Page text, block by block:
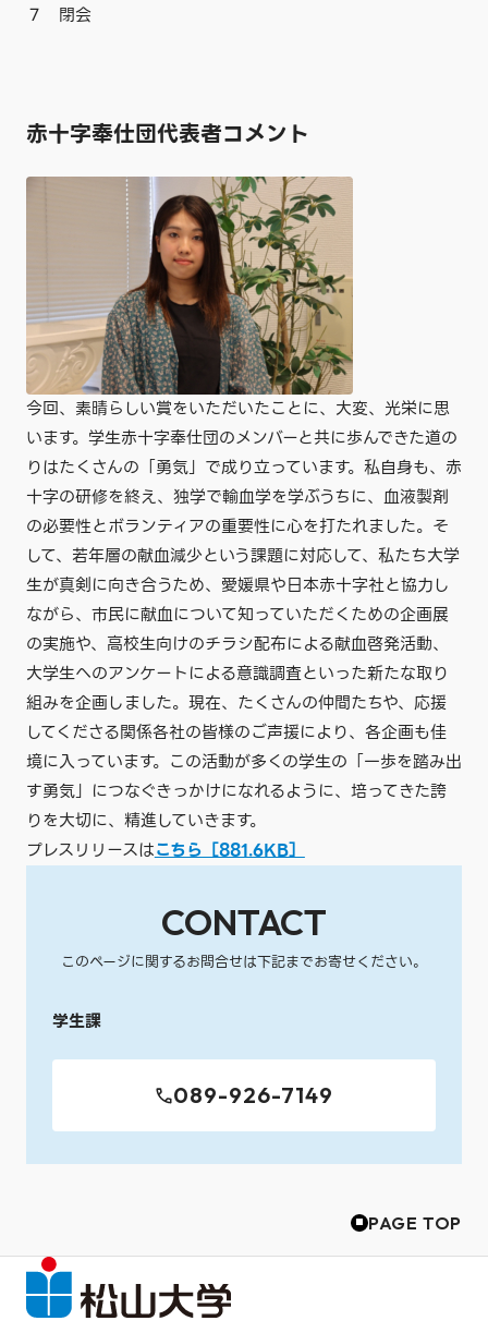
７ 閉会
赤十字奉仕団代表者コメント
今回、素晴らしい賞をいただいたことに、大変、光栄に思
います。学生赤十字奉仕団のメンバーと共に歩んできた道の
りはたくさんの「勇気」で成り立っています。私自身も、赤
十字の研修を終え、独学で輸血学を学ぶうちに、血液製剤
の必要性とボランティアの重要性に心を打たれました。そ
して、若年層の献血減少という課題に対応して、私たち大学
生が真剣に向き合うため、愛媛県や日本赤十字社と協力し
ながら、市民に献血について知っていただくための企画展
の実施や、高校生向けのチラシ配布による献血啓発活動、
大学生へのアンケートによる意識調査といった新たな取り
組みを企画しました。現在、たくさんの仲間たちや、応援
してくださる関係各社の皆様のご声援により、各企画も佳
境に入っています。この活動が多くの学生の「一歩を踏み出
す勇気」につなぐきっかけになれるように、培ってきた誇
りを大切に、精進していきます。
プレスリリースはこちら ［881.6KB］
CONTACT
このページに関するお問合せは下記までお寄せください。
学生課
089-926-7149
PAGE TOP